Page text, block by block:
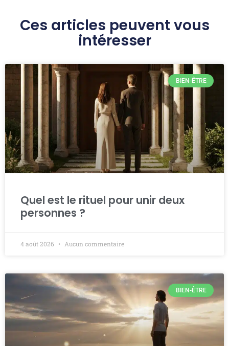
Ces articles peuvent vous
intéresser
BIEN-ÊTRE
Quel est le rituel pour unir deux
personnes ?
4 août 2026 Aucun commentaire
BIEN-ÊTRE